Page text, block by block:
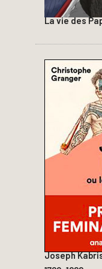
La vie des
Joseph